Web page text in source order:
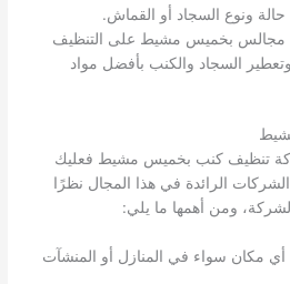
ونوع السجاد أو القماش.
مجالس بخميس مشيط على التنظيف
السجاد والكنب بأفضل مواد
تنظيف كنب بخميس مشيط فعليك
الشركات الرائدة في هذا المجال نظرًا
ومن أهمها ما يلي:
مكان سواء في المنازل أو المنشآت